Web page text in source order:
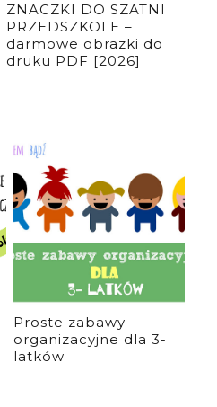
ZNACZKI DO SZATNI
PRZEDSZKOLE –
darmowe obrazki do
druku PDF [2026]
Proste zabawy
organizacyjne dla 3-
latków